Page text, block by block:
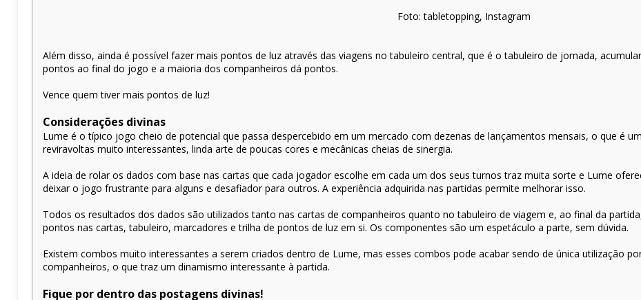
Foto: tabletopping, Instagram
Além disso, ainda é possível fazer mais pontos de luz através das viagens no tabuleiro central, que é o tabuleiro de jornada,
pontos ao final do jogo e a maioria dos companheiros dá pontos.
Vence quem tiver mais pontos de luz!
Considerações divinas
Lume é o típico jogo cheio de potencial que passa despercebido em um mercado com dezenas de lançamentos mensais, o que é
reviravoltas muito interessantes, linda arte de poucas cores e mecânicas cheias de sinergia.
A ideia de rolar os dados com base nas cartas que cada jogador escolhe em cada um dos seus turnos traz muita sorte e Lume
deixar o jogo frustrante para alguns e desafiador para outros. A experiência adquirida nas partidas permite melhorar isso.
Todos os resultados dos dados são utilizados tanto nas cartas de companheiros quanto no tabuleiro de viagem e, ao final da
pontos nas cartas, tabuleiro, marcadores e trilha de pontos de luz em si. Os componentes são um espetáculo a parte, sem dúvida.
Existem combos muito interessantes a serem criados dentro de Lume, mas esses combos pode acabar sendo de única utilização
companheiros, o que traz um dinamismo interessante à partida.
Fique por dentro das postagens divinas!